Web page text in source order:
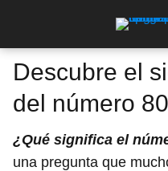
Descubre el
del número
¿Qué significa el
una pregunta que